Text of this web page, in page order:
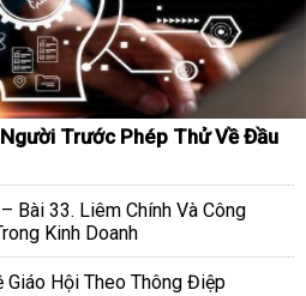
Trước Phép Thử Về Đầu
Bài 33. Liêm Chính Và Công
Kinh Doanh
Giáo Hội Theo Thông Điệp